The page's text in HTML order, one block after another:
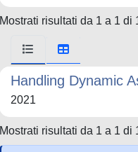
Mostrati risultati da 1 a 1 di
Handling Dynamic
2021
Mostrati risultati da 1 a 1 di